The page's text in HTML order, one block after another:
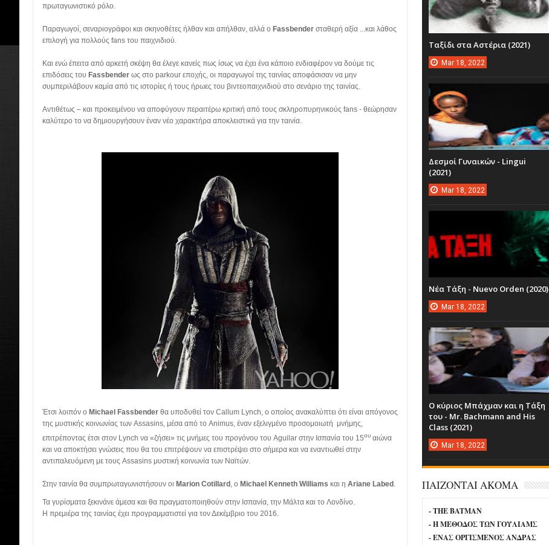
πρωταγωνιστικό ρόλο.
Παραγωγοί, σεναριογράφοι και σκηνοθέτες ήλθαν και απήλθαν, αλλά ο Fassbender σταθερή αξία ...και λάθος
επιλογή για πολλούς fans του παιχνιδιού.
Και ενώ έπειτα από αρκετή σκέψη θα έλεγε κανείς πως ίσως να έχει ένα κάποιο ενδιαφέρον να δούμε τις
επιδόσεις του Fassbender ως στο parkour εποχής, οι παραγωγοί της ταινίας αποφάσισαν να μην
συμπεριλάβουν καμία από τις ιστορίες ή τους ήρωες του βιντεοπαιχνιδιού στο σενάριο της ταινίας.
Αντιθέτως – και προκειμένου να αποφύγουν περαιτέρω κριτική από τους σκληροπυρηνικούς fans - θεώρησαν
καλύτερο το να δημιουργήσουν έναν νέο χαρακτήρα αποκλειστικά για την ταινία.
Έτσι λοιπόν ο Michael Fassbender θα υποδυθεί τον Callum Lynch, ο οποίος ανακαλύπτει ότι είναι απόγονος
της μυστικής κοινωνίας των Assasins, μέσα από το Animus, έναν εξελιγμένο προσομοιωτή μνήμης,
επιτρέποντας έτσι στον Lynch να «ζήσει» τις μνήμες του προγόνου του Aguilar στην Ισπανία του 15ου αιώνα
και να αποκτήσει γνώσεις που θα του επιτρέψουν να επιστρέψει στο σήμερα και να εναντιωθεί στην
αντιπαλευόμενη με τους Assasins μυστική κοινωνία των Ναϊτών.
Στην ταινία θα συμπρωταγωνιστήσουν οι Marion Cotillard , ο Michael Kenneth Williams και η Ariane Labed .
Τα γυρίσματα ξεκινάνε άμεσα και θα πραγματοποιηθούν στην Ισπανία, την Μάλτα και το Λονδίνο.
Η πρεμιέρα της ταινίας έχει προγραμματιστεί για τον Δεκέμβριο του 2016.
Ταξίδι στα Αστέρια (2021)
Mar 18, 2022
Δεσμοί Γυναικών - Lingui
(2021)
Mar 18, 2022
Νέα Τάξη - Nuevo Orden (2020)
Mar 18, 2022
Ο κύριος Μπάχμαν και η Τάξη
του - Mr. Bachmann and His
Class (2021)
Mar 18, 2022
ΠΑΙΖΟΝΤΑΙ ΑΚΟΜΑ
- THE BATMAN
- Η ΜΕΘΟΔΟΣ ΤΩΝ ΓΟΥΛΙΑΜΣ
- ΕΝΑΣ ΟΡΓΙΣΜΕΝΟΣ ΑΝΔΡΑΣ